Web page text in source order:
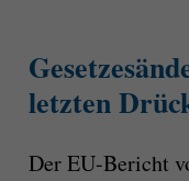
letzten
Der EU-Bericht